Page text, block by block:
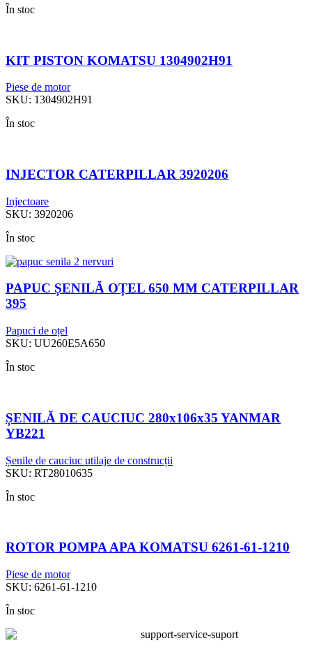
În stoc
KIT PISTON KOMATSU 1304902H91
Piese de motor
SKU: 1304902H91
În stoc
INJECTOR CATERPILLAR 3920206
Injectoare
SKU: 3920206
În stoc
PAPUC ȘENILĂ OȚEL 650 MM CATERPILLAR
395
Papuci de oțel
SKU: UU260E5A650
În stoc
ȘENILĂ DE CAUCIUC 280x106x35 YANMAR
YB221
Șenile de cauciuc utilaje de construcții
SKU: RT28010635
În stoc
ROTOR POMPA APA KOMATSU 6261-61-1210
Piese de motor
SKU: 6261-61-1210
În stoc